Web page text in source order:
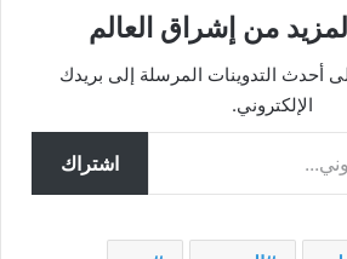
من إشراق العالم
أحدث التدوينات المرسلة إلى بريدك
الإلكتروني.
اشتراك